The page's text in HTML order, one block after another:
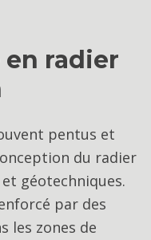
radier
pentus et
du radier
géotechniques.
par des
les zones de